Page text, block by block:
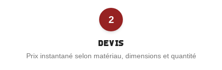
2
Devis
Prix instantané selon matériau, dimensions et quantité